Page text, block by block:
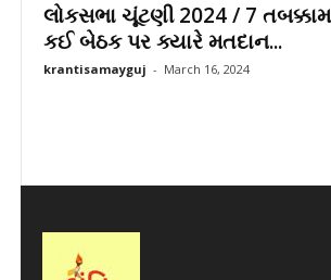
લોકસભા ચૂંટણી 2024 / 7
કઈ બેઠક પર ક્યારે મતદાન...
krantisamayguj - March 16, 2024